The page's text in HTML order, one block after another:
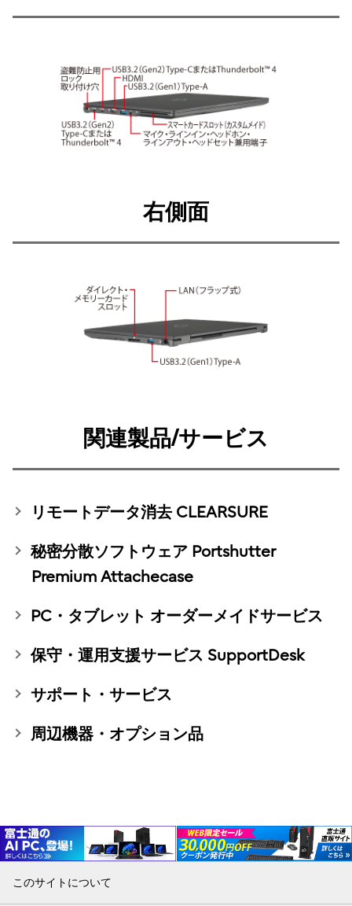
右側面
関連製品/サービス
リモートデータ消去 CLEARSURE
秘密分散ソフトウェア Portshutter
Premium Attachecase
PC・タブレット オーダーメイドサービス
保守・運用支援サービス SupportDesk
サポート・サービス
周辺機器・オプション品
このサイトについて